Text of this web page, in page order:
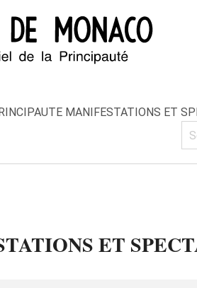
MANIFESTATIONS ET
ET